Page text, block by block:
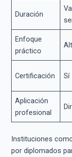
Duración
Enfoque
práctico
Certificación Sí
Aplicación
profesional
Instituciones
por diplomados